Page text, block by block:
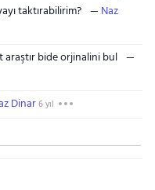
taktırabilirim?
Naz
bide orjinalini bul
Dinar6 yıl